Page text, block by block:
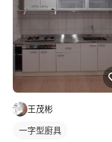
王茂彬
一字型廚具